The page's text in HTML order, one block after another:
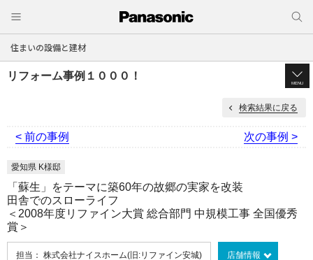
住まいの設備と建材
リフォーム事例１０００！
MENU
検索結果に戻る
< 前の事例 次の事例 >
愛知県 K様邸
「蘇生」をテーマに築60年の故郷の実家を改装
田舎でのスローライフ
＜2008年度リファイン大賞 総合部門 中規模工事 全国優秀
賞＞
担当： 株式会社ナイスホーム(旧:リファイン安城) 店舗情報